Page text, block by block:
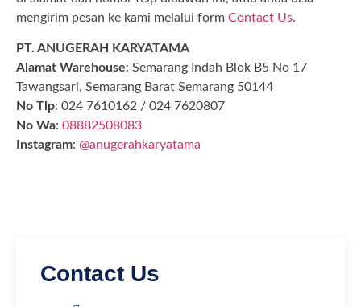
mengirim pesan ke kami melalui form Contact Us.
PT. ANUGERAH KARYATAMA
Alamat Warehouse: Semarang Indah Blok B5 No 17
Tawangsari, Semarang Barat Semarang 50144
No Tlp: 024 7610162 / 024 7620807
No Wa: 08882508083
Instagram: @anugerahkaryatama
Contact Us